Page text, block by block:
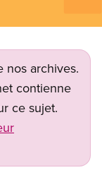
nos archives.
contienne
ce sujet.